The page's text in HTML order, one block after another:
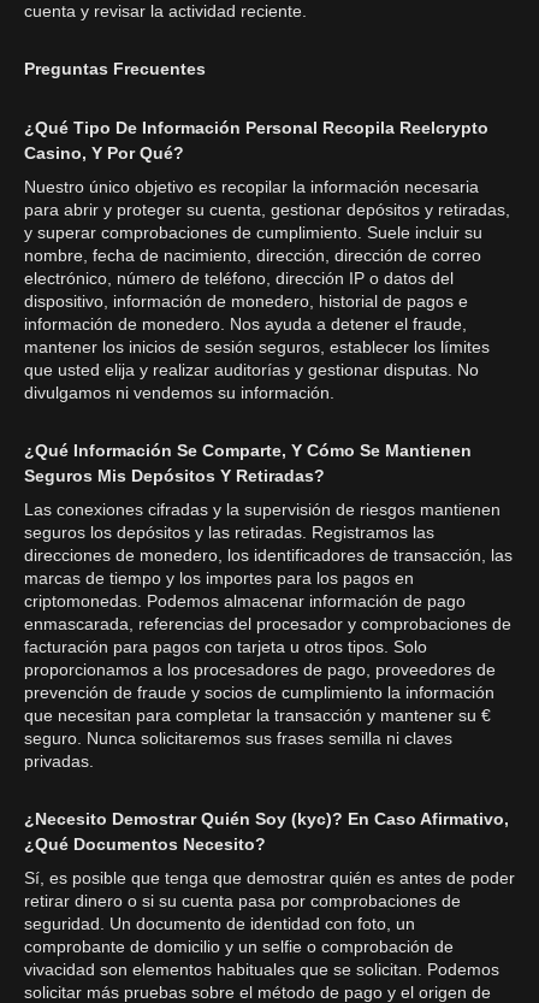
cuenta y revisar la actividad reciente.
Preguntas Frecuentes
¿Qué Tipo De Información Personal Recopila Reelcrypto
Casino, Y Por Qué?
Nuestro único objetivo es recopilar la información necesaria
para abrir y proteger su cuenta, gestionar depósitos y retiradas,
y superar comprobaciones de cumplimiento. Suele incluir su
nombre, fecha de nacimiento, dirección, dirección de correo
electrónico, número de teléfono, dirección IP o datos del
dispositivo, información de monedero, historial de pagos e
información de monedero. Nos ayuda a detener el fraude,
mantener los inicios de sesión seguros, establecer los límites
que usted elija y realizar auditorías y gestionar disputas. No
divulgamos ni vendemos su información.
¿Qué Información Se Comparte, Y Cómo Se Mantienen
Seguros Mis Depósitos Y Retiradas?
Las conexiones cifradas y la supervisión de riesgos mantienen
seguros los depósitos y las retiradas. Registramos las
direcciones de monedero, los identificadores de transacción, las
marcas de tiempo y los importes para los pagos en
criptomonedas. Podemos almacenar información de pago
enmascarada, referencias del procesador y comprobaciones de
facturación para pagos con tarjeta u otros tipos. Solo
proporcionamos a los procesadores de pago, proveedores de
prevención de fraude y socios de cumplimiento la información
que necesitan para completar la transacción y mantener su €
seguro. Nunca solicitaremos sus frases semilla ni claves
privadas.
¿Necesito Demostrar Quién Soy (kyc)? En Caso Afirmativo,
¿Qué Documentos Necesito?
Sí, es posible que tenga que demostrar quién es antes de poder
retirar dinero o si su cuenta pasa por comprobaciones de
seguridad. Un documento de identidad con foto, un
comprobante de domicilio y un selfie o comprobación de
vivacidad son elementos habituales que se solicitan. Podemos
solicitar más pruebas sobre el método de pago y el origen de